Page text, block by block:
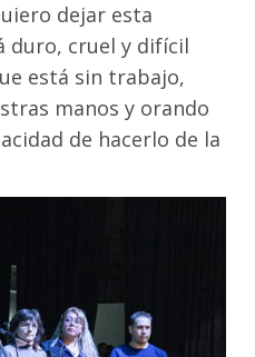
dejar esta
duro, cruel y difícil
está sin trabajo,
manos y orando
de hacerlo de la